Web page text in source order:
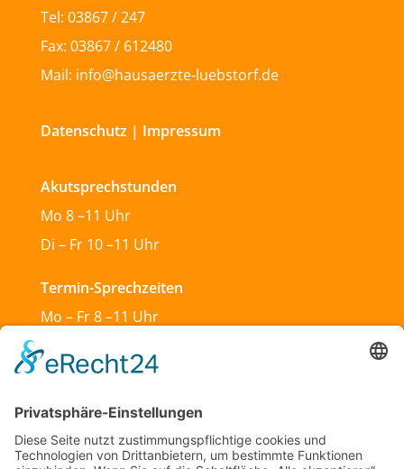
Tel: 03867 / 247
Fax: 03867 / 612480
Mail: info@hausaerzte-luebstorf.de
Datenschutz | Impressum
Akutsprechstunden
Mo 8 –11 Uhr
Di – Fr 10 –11 Uhr
Termin-Sprechzeiten
Mo – Fr 8 –11 Uhr
Mo & Do 13 –18 Uhr
Di 17:30 – 19:30 Uhr
Sa und So geschlossen